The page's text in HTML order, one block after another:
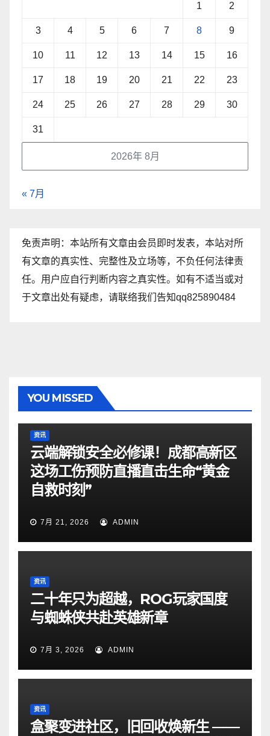
2026年 8月
1 2
3 4 5 6 7 8 9
10 11 12 13 14 15 16
17 18 19 20 21 22 23
24 25 26 27 28 29 30
31
« 7月
免责声明：本站所有文章由会员即时发表，本站对所
有文章的真实性、完整性及立场等，不负任何法律责
任。用户应自行判断内容之真实性。如有不适当或对
于文章出处有疑虑，请联络我们告知qq825890484
YOU MISSED
资讯
云端解锁安全必修课！成都高新区
这场工伤预防直播直击生命“黄金
自救时刻”
7月 21, 2026 ADMIN
资讯
二十年只为超越，ROG玩家国度
与蜘蛛侠共赴英雄新章
7月 3, 2026 ADMIN
资讯
盒聚变进社区，旧回收焕新生 ——